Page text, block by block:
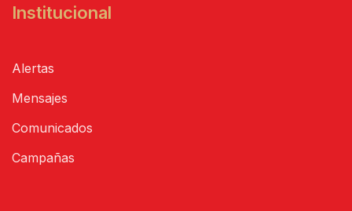
Institucional
Alertas
Mensajes
Comunicados
Campañas